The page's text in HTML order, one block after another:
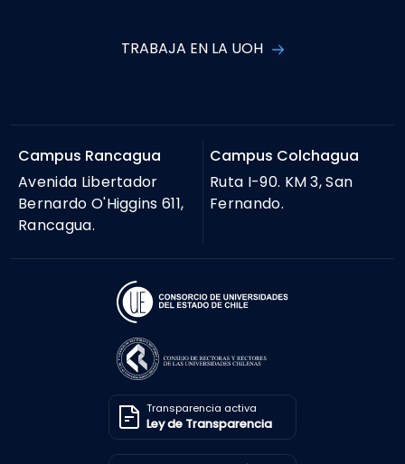
TRABAJA EN LA UOH
Campus Rancagua
Avenida Libertador
Bernardo O'Higgins 611,
Rancagua.
Campus Colchagua
Ruta I-90. KM 3, San
Fernando.
Transparencia activa
Ley de Transparencia